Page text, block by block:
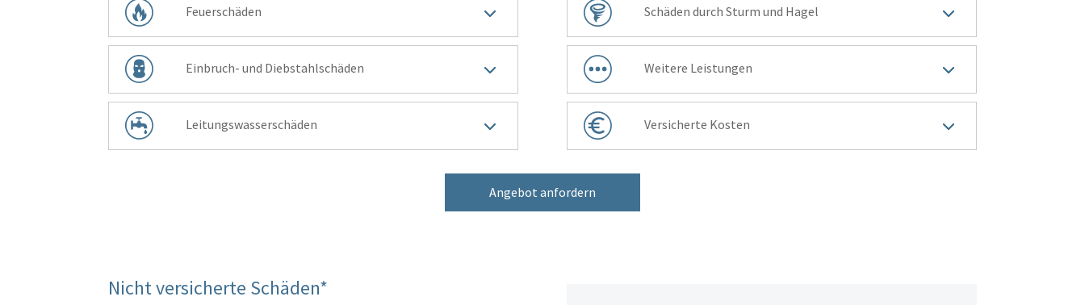
Feuerschäden 3
Einbruch- und Diebstahlschäden 3
Leitungswasser­schäden 3
Schäden durch Sturm und Hagel 3
Weitere Leistungen 3
Versicherte Kosten 3
Angebot anfordern
Nicht versicherte Schäden*